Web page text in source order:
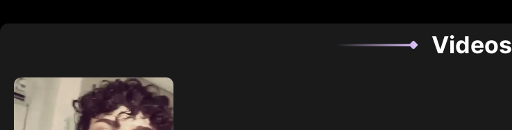
Videos